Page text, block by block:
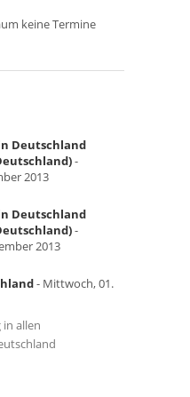
keine Termine
Deutschland
-
2013
Deutschland
-
2013
- Mittwoch, 01.
in allen